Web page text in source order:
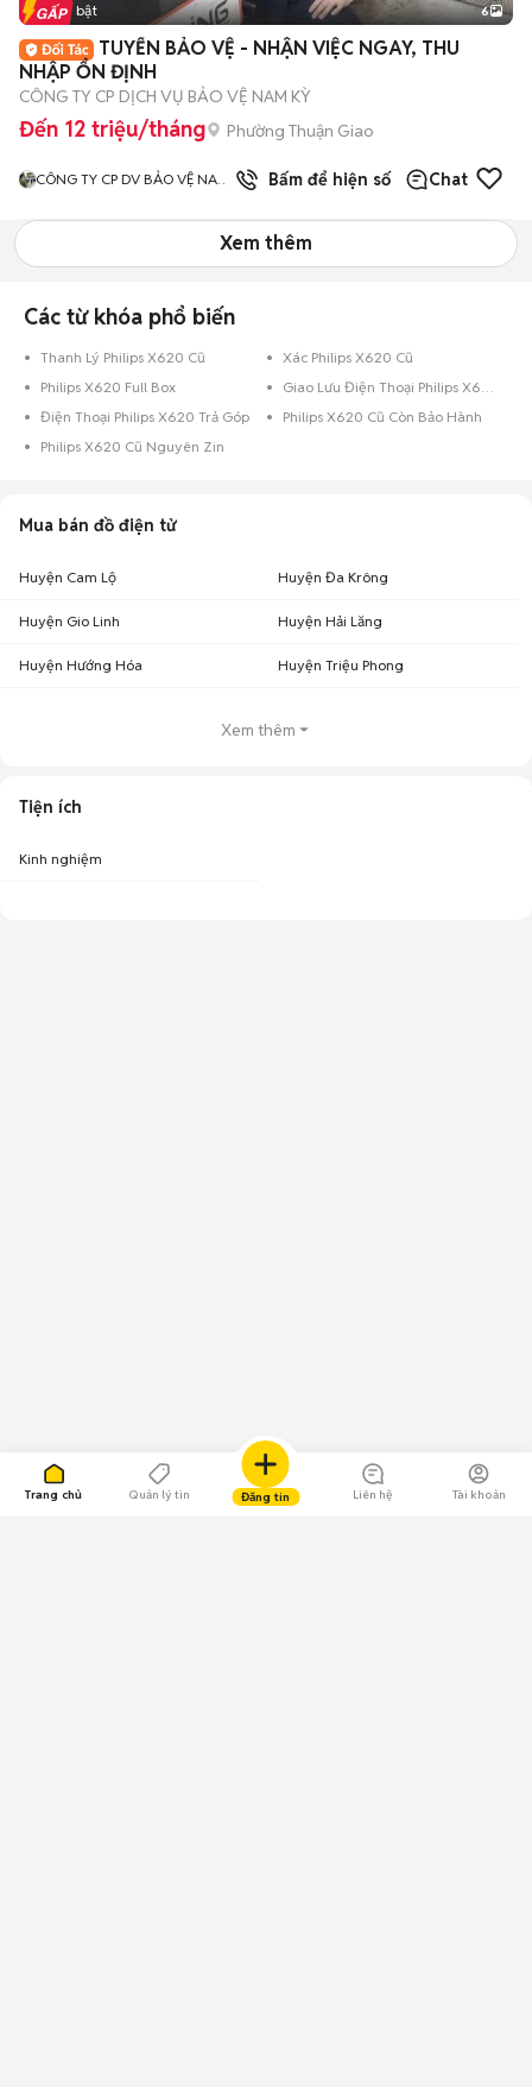
Trang chủ Quản lý tin Đăng tin Liên hệ Tài khoản
+2
Tin nổi bật 6
TUYỂN BẢO VỆ - NHẬN VIỆC NGAY, THU
NHẬP ỔN ĐỊNH
CÔNG TY CP DỊCH VỤ BẢO VỆ NAM KỲ
Đến 12 triệu/tháng Phường Thuận Giao
CÔNG TY CP DV BẢO VỆ NAM
3đã bán
Bấm để hiện số Chat
Xem thêm
Các từ khóa phổ biến
Thanh Lý Philips X620 Cũ
Xác Philips X620 Cũ
Philips X620 Full Box
Giao Lưu Điện Thoại Philips X620
Điện Thoại Philips X620 Trả Góp
Philips X620 Cũ Còn Bảo Hành
Philips X620 Cũ Nguyên Zin
Mua bán đồ điện tử
Huyện Cam Lộ Huyện Đa Krông
Huyện Gio Linh Huyện Hải Lăng
Huyện Hướng Hóa Huyện Triệu Phong
Xem thêm
Tiện ích
Kinh nghiệm